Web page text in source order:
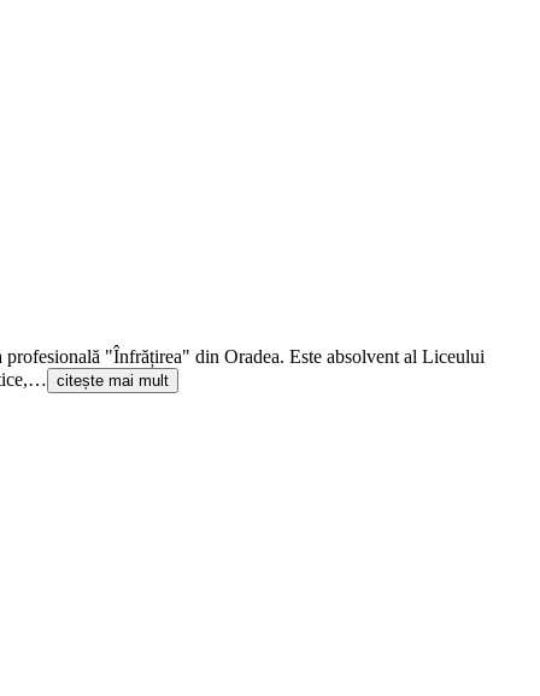
"Înfrățirea" din Oradea. Este absolvent al Liceului
citește mai mult